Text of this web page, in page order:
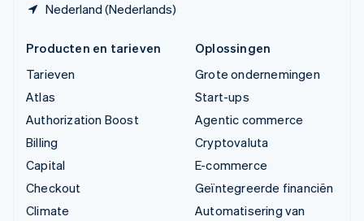
Nederland (Nederlands)
Producten en tarieven
Tarieven
Atlas
Authorization Boost
Billing
Capital
Checkout
Climate
Oplossingen
Grote ondernemingen
Start-ups
Agentic commerce
Cryptovaluta
E-commerce
Geïntegreerde financiën
Automatisering van